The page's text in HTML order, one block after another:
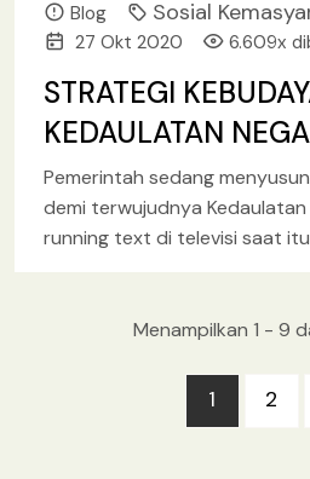
Blog Sosial
27 Okt 2020 6.609x
STRATEGI
KEDAULATAN
Pemerintah sedang
demi terwujudnya
running text di televisi saat
Menampilkan 1 - 9
1 2